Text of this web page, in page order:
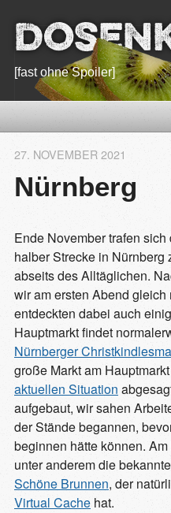
[fast ohne Spoiler]
Nürnberg
27. NOVEMBER 2021
Ende November trafen
halber Strecke in
abseits des Alltäglichen.
wir am ersten Abend
entdeckten dabei auch
Hauptmarkt findet
Nürnberger
große Markt am
aktuellen Situation
aufgebaut, wir sahen
der Stände begannen,
beginnen hätte können.
unter anderem die bekannte
Schöne Brunnen, der
Virtual Cache hat.